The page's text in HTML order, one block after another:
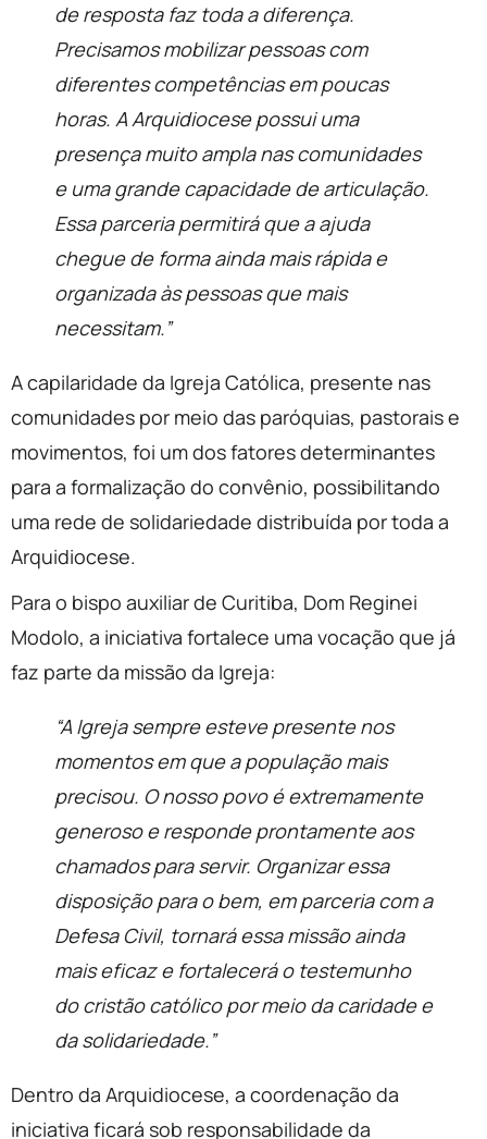
de resposta faz toda a diferença.
Precisamos mobilizar pessoas com
diferentes competências em poucas
horas. A Arquidiocese possui uma
presença muito ampla nas comunidades
e uma grande capacidade de articulação.
Essa parceria permitirá que a ajuda
chegue de forma ainda mais rápida e
organizada às pessoas que mais
necessitam.”
A capilaridade da Igreja Católica, presente nas
comunidades por meio das paróquias, pastorais e
movimentos, foi um dos fatores determinantes
para a formalização do convênio, possibilitando
uma rede de solidariedade distribuída por toda a
Arquidiocese.
Para o bispo auxiliar de Curitiba, Dom Reginei
Modolo, a iniciativa fortalece uma vocação que já
faz parte da missão da Igreja:
“A Igreja sempre esteve presente nos
momentos em que a população mais
precisou. O nosso povo é extremamente
generoso e responde prontamente aos
chamados para servir. Organizar essa
disposição para o bem, em parceria com a
Defesa Civil, tornará essa missão ainda
mais eficaz e fortalecerá o testemunho
do cristão católico por meio da caridade e
da solidariedade.”
Dentro da Arquidiocese, a coordenação da
iniciativa ficará sob responsabilidade da